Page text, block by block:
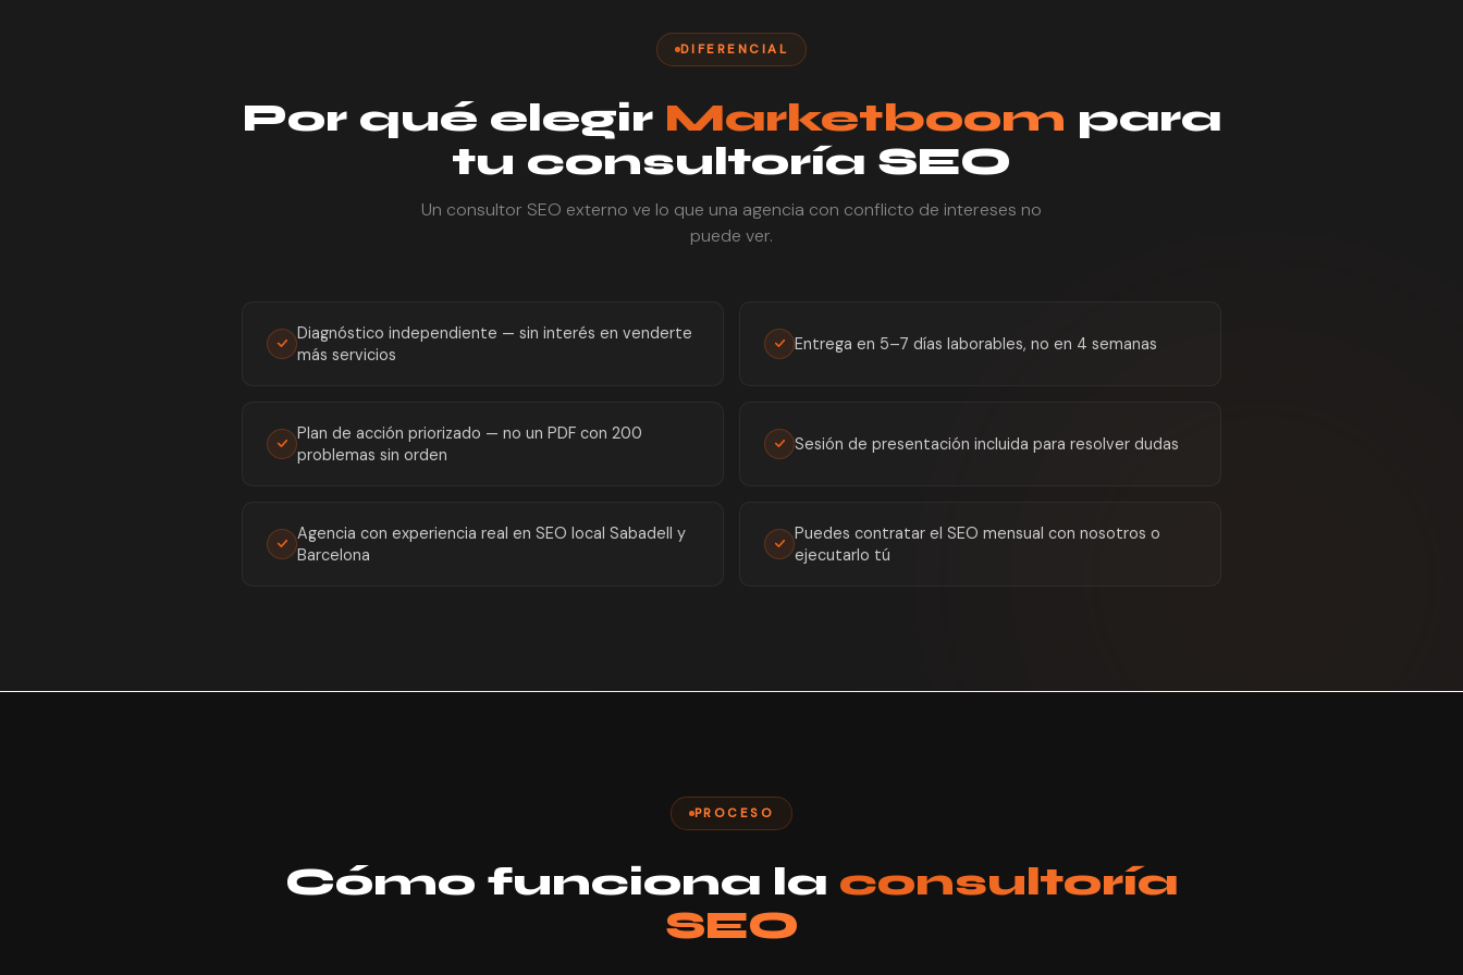
DIFERENCIAL
Por qué elegir Marketboom para
tu consultoría SEO
Un consultor SEO externo ve lo que una agencia con conflicto de intereses no
puede ver.
Diagnóstico independiente — sin interés en venderte
más servicios
Entrega en 5–7 días laborables, no en 4 semanas
Plan de acción priorizado — no un PDF con 200
problemas sin orden
Sesión de presentación incluida para resolver dudas
Agencia con experiencia real en SEO local Sabadell y
Barcelona
Puedes contratar el SEO mensual con nosotros o
ejecutarlo tú
PROCESO
Cómo funciona la consultoría
SEO